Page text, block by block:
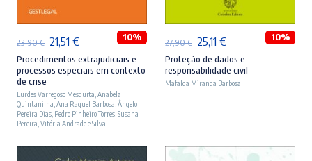
23,90€ O
preço
original
era:
23,90 €.
21,51 €O
preço
atual
é:
21,51 €.
10%
Procedimentos extrajudiciais e
processos especiais em contexto
de crise
Lurdes Varregoso Mesquita Anabela
Quintanilha Ana Raquel Barbosa Ângelo
Pereira Dias Pedro Pinheiro Torres Susana
Pereira Vitória Andrade e Silva
27,90€ O
preço
original
25,11 €O
preço
atual
10%
Proteção de dados e
responsabilidade civil
Mafalda Miranda Barbosa